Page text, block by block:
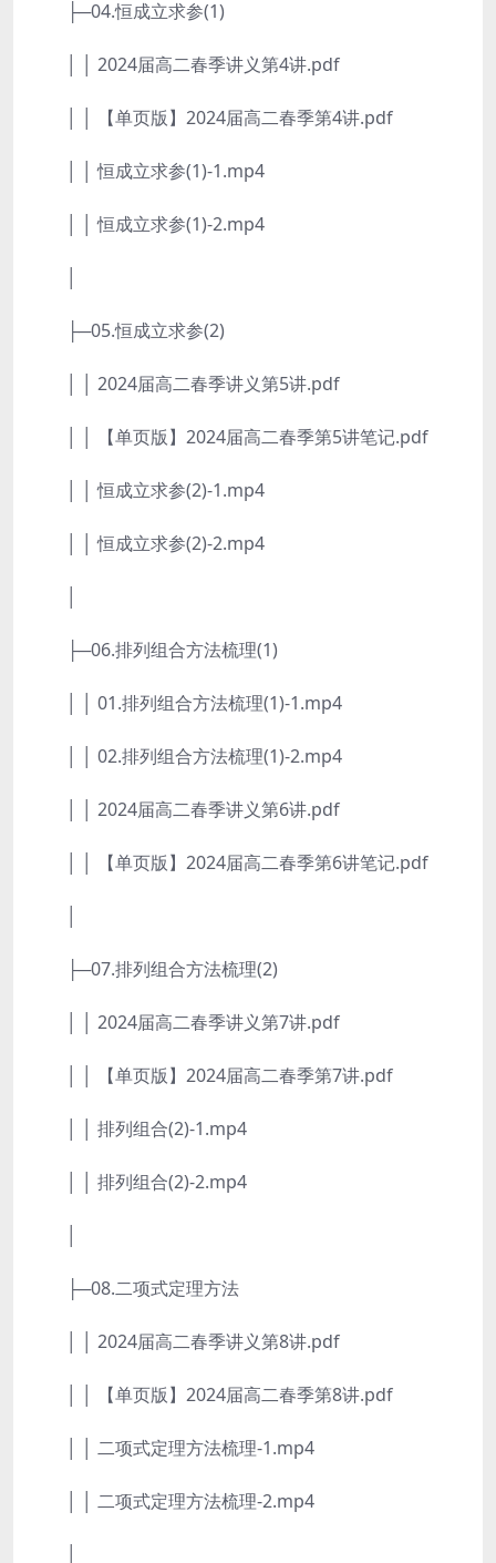
├─04.恒成立求参(1)
│ │ 2024届高二春季讲义第4讲.pdf
│ │ 【单页版】2024届高二春季第4讲.pdf
│ │ 恒成立求参(1)-1.mp4
│ │ 恒成立求参(1)-2.mp4
├─05.恒成立求参(2)
│ │ 2024届高二春季讲义第5讲.pdf
│ │ 【单页版】2024届高二春季第5讲笔记.pdf
│ │ 恒成立求参(2)-1.mp4
│ │ 恒成立求参(2)-2.mp4
├─06.排列组合方法梳理(1)
│ │ 01.排列组合方法梳理(1)-1.mp4
│ │ 02.排列组合方法梳理(1)-2.mp4
│ │ 2024届高二春季讲义第6讲.pdf
│ │ 【单页版】2024届高二春季第6讲笔记.pdf
├─07.排列组合方法梳理(2)
│ │ 2024届高二春季讲义第7讲.pdf
│ │ 【单页版】2024届高二春季第7讲.pdf
│ │ 排列组合(2)-1.mp4
│ │ 排列组合(2)-2.mp4
├─08.二项式定理方法
│ │ 2024届高二春季讲义第8讲.pdf
│ │ 【单页版】2024届高二春季第8讲.pdf
│ │ 二项式定理方法梳理-1.mp4
│ │ 二项式定理方法梳理-2.mp4